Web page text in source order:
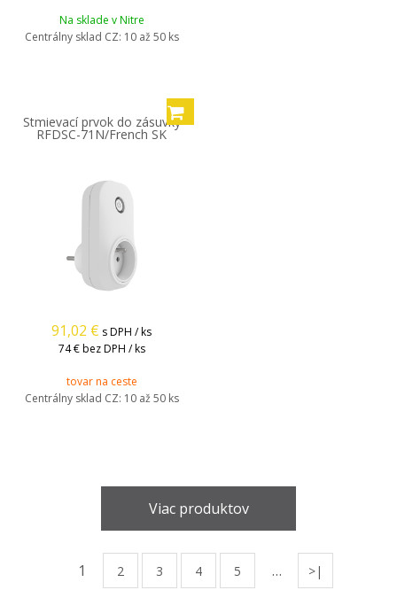
Na sklade v Nitre
Centrálny sklad CZ: 10 až 50 ks
Stmievací prvok do zásuvky
RFDSC-71N/French SK
91,02 € s DPH / ks
74 € bez DPH / ks
tovar na ceste
Centrálny sklad CZ: 10 až 50 ks
Viac produktov
1 2 3 4 5 … >|